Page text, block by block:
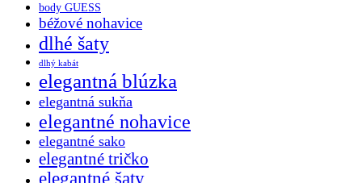
body GUESS
béžové nohavice
dlhé šaty
dlhý kabát
elegantná blúzka
elegantná sukňa
elegantné nohavice
elegantné sako
elegantné tričko
elegantné šaty